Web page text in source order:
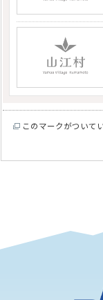
このマークがついて